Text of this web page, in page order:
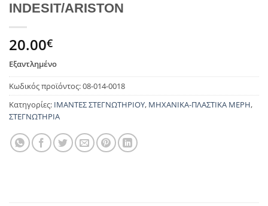
INDESIT/ARISTON
20.00€
Εξαντλημένο
Κωδικός προϊόντος:08-014-0018
Κατηγορίες: ΙΜΑΝΤΕΣ ΣΤΕΓΝΩΤΗΡΙΟΥ, ΜΗΧΑΝΙΚΑ-ΠΛΑΣΤΙΚΑ ΜΕΡΗ,
ΣΤΕΓΝΩΤΗΡΙΑ